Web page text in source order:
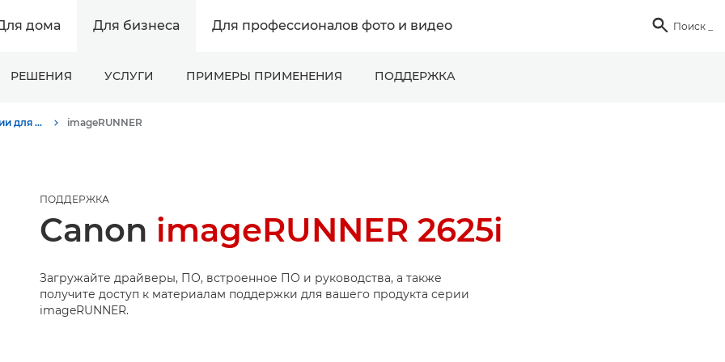
дома Для бизнеса Для профессионалов фото и видео  Поиск
РЕШЕНИЯ УСЛУГИ ПРИМЕРЫ ПРИМЕНЕНИЯ ПОДДЕРЖКА
Поддержка продукции для бизнеса imageRUNNER
ПОДДЕРЖКА
Canon imageRUNNER 2625i
Загружайте драйверы, ПО, встроенное ПО и руководства, а также
получите доступ к материалам поддержки для вашего продукта серии
imageRUNNER.